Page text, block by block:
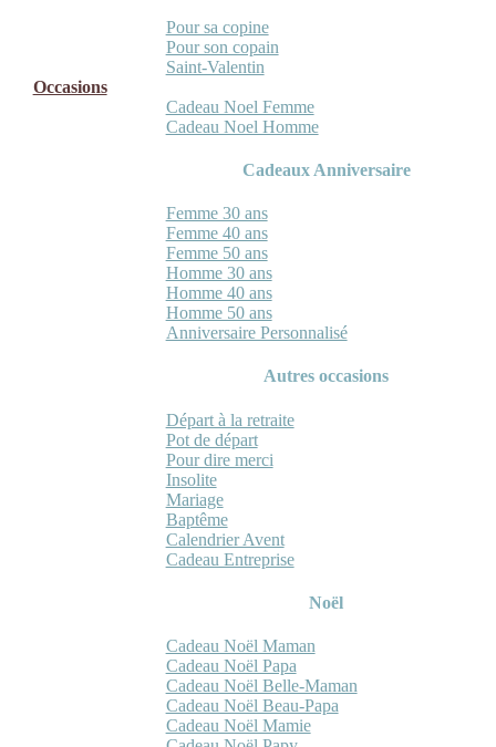
Pour sa copine
Pour son copain
Saint-Valentin
Occasions
Cadeau Noel Femme
Cadeau Noel Homme
Cadeaux Anniversaire
Femme 30 ans
Femme 40 ans
Femme 50 ans
Homme 30 ans
Homme 40 ans
Homme 50 ans
Anniversaire Personnalisé
Autres occasions
Départ à la retraite
Pot de départ
Pour dire merci
Insolite
Mariage
Baptême
Calendrier Avent
Cadeau Entreprise
Noël
Cadeau Noël Maman
Cadeau Noël Papa
Cadeau Noël Belle-Maman
Cadeau Noël Beau-Papa
Cadeau Noël Mamie